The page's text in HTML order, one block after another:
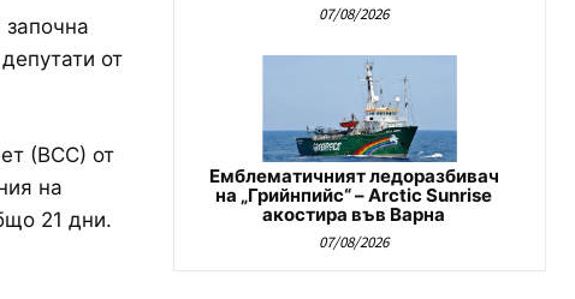
от
(ВСС) от
на
21 дни.
07/08/2026
Емблематичният ледоразбивач
на „Грийнпийс“ – Arctic Sunrise
акостира във Варна
07/08/2026